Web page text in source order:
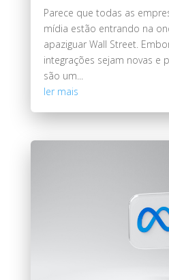
Parece que todas as
mídia estão entrando na
apaziguar Wall Street.
integrações sejam novas e
são um...
ler mais